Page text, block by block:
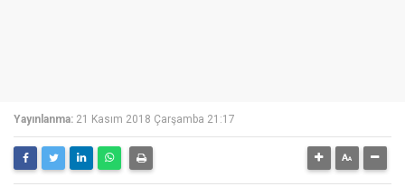
Yayınlanma: 21 Kasım 2018 Çarşamba 21:17